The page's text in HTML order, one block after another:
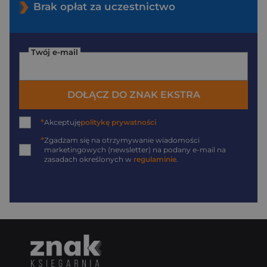
Brak opłat za uczestnictwo
Twój e-mail
DOŁĄCZ DO ZNAK EKSTRA
*Akceptujępolitykę prywatności
*Zgadzam się na otrzymywanie wiadomości
marketingowych (newsletter) na podany e-mail na
zasadach określonych w regulaminie.